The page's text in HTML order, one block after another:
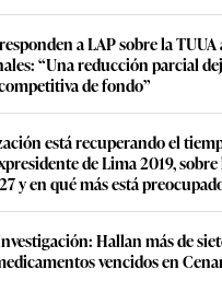
a LAP sobre la TUUA
“Una reducción parcial
de fondo”
está recuperando el
de Lima 2019,
y en qué más está
Hallan más de
vencidos en